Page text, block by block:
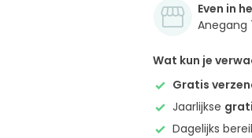
Even in
Anegang
Wat kun je
Gratis
Jaarlijkse
Dagelijks